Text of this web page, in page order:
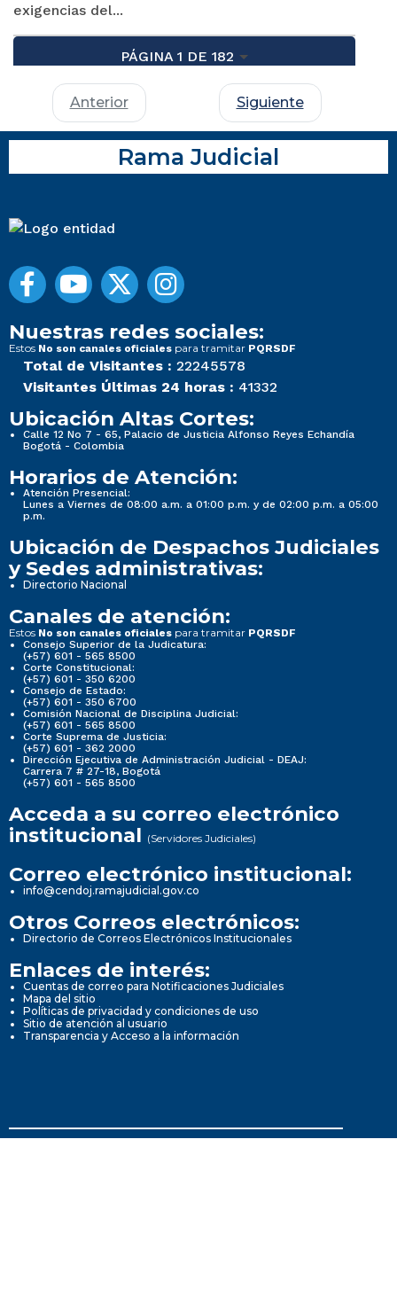
exigencias del...
PÁGINA 1 DE 182
Anterior Siguiente
Rama Judicial
Nuestras redes sociales:
Estos No son canales oficiales para tramitar PQRSDF
Total de Visitantes : 22245578
Visitantes Últimas 24 horas : 41332
Ubicación Altas Cortes:
Calle 12 No 7 - 65, Palacio de Justicia Alfonso Reyes Echandía
Bogotá - Colombia
Horarios de Atención:
Atención Presencial:
Lunes a Viernes de 08:00 a.m. a 01:00 p.m. y de 02:00 p.m. a 05:00
p.m.
Ubicación de Despachos Judiciales
y Sedes administrativas:
Directorio Nacional
Canales de atención:
Estos No son canales oficiales para tramitar PQRSDF
Consejo Superior de la Judicatura:
(+57) 601 - 565 8500
Corte Constitucional:
(+57) 601 - 350 6200
Consejo de Estado:
(+57) 601 - 350 6700
Comisión Nacional de Disciplina Judicial:
(+57) 601 - 565 8500
Corte Suprema de Justicia:
(+57) 601 - 362 2000
Dirección Ejecutiva de Administración Judicial - DEAJ:
Carrera 7 # 27-18, Bogotá
(+57) 601 - 565 8500
Acceda a su correo electrónico
institucional (Servidores Judiciales)
Correo electrónico institucional:
info@cendoj.ramajudicial.gov.co
Otros Correos electrónicos:
Directorio de Correos Electrónicos Institucionales
Enlaces de interés:
Cuentas de correo para Notificaciones Judiciales
Mapa del sitio
Políticas de privacidad y condiciones de uso
Sitio de atención al usuario
Transparencia y Acceso a la información